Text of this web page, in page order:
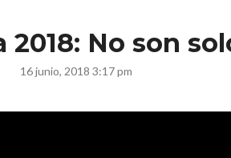
2018: No son
16 junio, 2018 3:17 pm